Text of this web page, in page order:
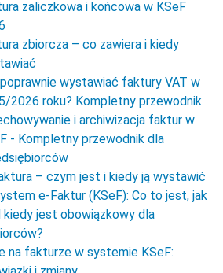
zaliczkowa i końcowa w KSeF
zbiorcza – co zawiera i kiedy
wystawiać faktury VAT w
2026 roku? Kompletny przewodnik
i archiwizacja faktur w
- Kompletny przewodnik dla
– czym jest i kiedy ją wystawić
e-Faktur (KSeF): Co to jest, jak
kiedy jest obowiązkowy dla
na fakturze w systemie KSeF: